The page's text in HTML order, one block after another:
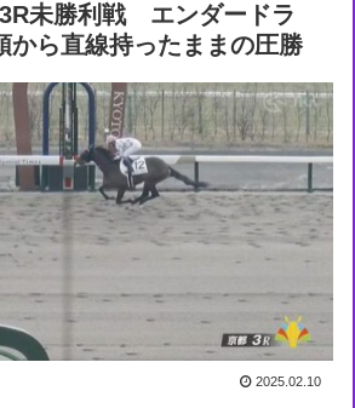
3R未勝利戦 エンダードラ
から直線持ったままの圧勝
2025.02.10